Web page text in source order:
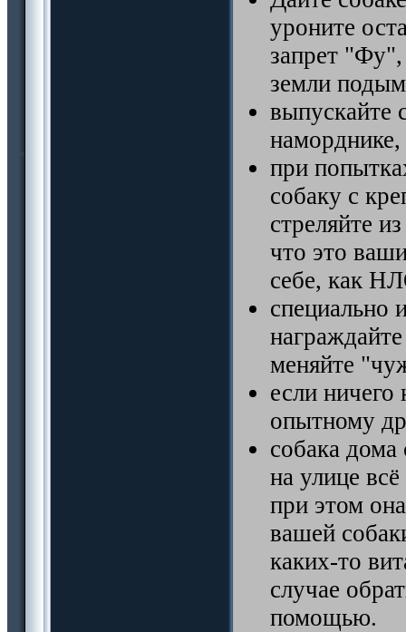
уроните
запрет "Фу",
земли
выпускайте
наморднике,
при
собаку с
стреляйте
что это
себе, как
специально
меняйте
если ничего
опытному
собака
на улице
при этом
вашей
каких-то
случае
помощью.